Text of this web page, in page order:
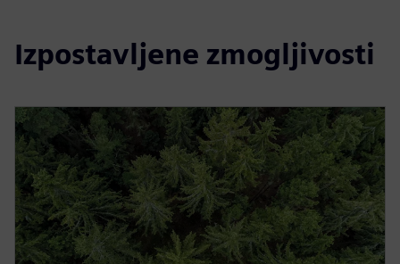
Izpostavljene zmogljivosti